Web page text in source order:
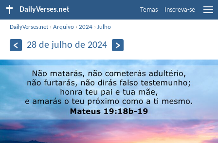
DailyVerses.net Temas Inscreva-se
DailyVerses.net ›Arquivo ›2024 ›Julho
28 de julho de 2024